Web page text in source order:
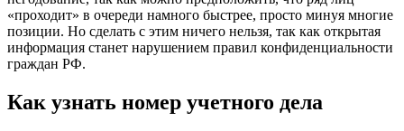
«проходит» в очереди намного быстрее, просто минуя многие
позиции. Но сделать с этим ничего нельзя, так как открытая
информация станет нарушением правил конфиденциальности
граждан РФ.
Как узнать номер учетного дела